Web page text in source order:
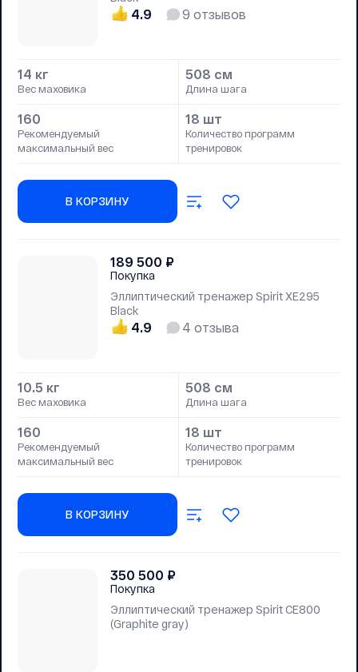
4.9 9 отзывов
14 кг
Вес маховика
508 см
Длина шага
160
Рекомендуемый
максимальный вес
18 шт
Количество программ
тренировок
В КОРЗИНУ
189 500 ₽
Покупка
Эллиптический тренажер Spirit XE295
Black
4.9 4 отзыва
10.5 кг
Вес маховика
508 см
Длина шага
160
Рекомендуемый
максимальный вес
18 шт
Количество программ
тренировок
В КОРЗИНУ
350 500 ₽
Покупка
Эллиптический тренажер Spirit CE800
(Graphite gray)